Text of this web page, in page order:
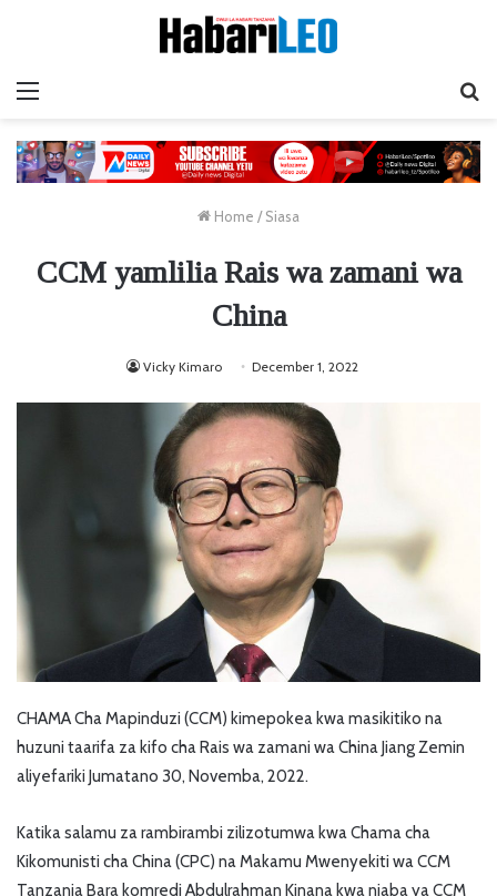
Home / Siasa
CCM yamlilia Rais wa zamani wa
China
Vicky Kimaro December 1, 2022
CHAMA Cha Mapinduzi (CCM) kimepokea kwa masikitiko na
huzuni taarifa za kifo cha Rais wa zamani wa China Jiang Zemin
aliyefariki Jumatano 30, Novemba, 2022.
Katika salamu za rambirambi zilizotumwa kwa Chama cha
Kikomunisti cha China (CPC) na Makamu Mwenyekiti wa CCM
Tanzania Bara komredi Abdulrahman Kinana kwa niaba ya CCM